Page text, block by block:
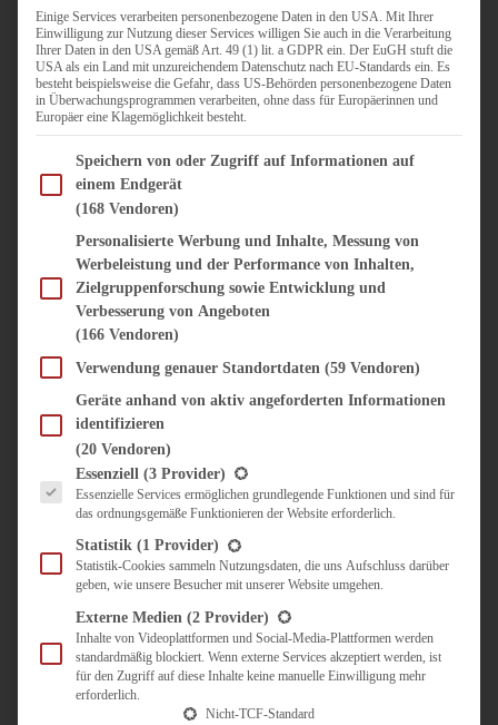
HERZHAFTES BACKEN
ONE-POT-GERICHTE
PASTA & NUDELGERICHTE
PIZZA, TARTES & QUICHES
REIS & RISOTTO
SALATE & SNACKS
SUPPENKASPEREIEN
VORSPEISEN
SÜSS & HERZHAFT
BROTAUFSTRICH
DIPS, SAUCEN, CHUTNEYS
KÜCHENGESCHENKE
UNTERWEGS
KULINARISCH UNTERWEGS
ÜBER MICH
ZUSAMMENARBEIT
Einige Services verarbeiten personenbezogene Daten in den USA. Mit Ihrer
Einwilligung zur Nutzung dieser Services willigen Sie auch in die Verarbeitung
Ihrer Daten in den USA gemäß Art. 49 (1) lit. a GDPR ein. Der EuGH stuft die
USA als ein Land mit unzureichendem Datenschutz nach EU-Standards ein. Es
besteht beispielsweise die Gefahr, dass US-Behörden personenbezogene Daten
in Überwachungsprogrammen verarbeiten, ohne dass für Europäerinnen und
Europäer eine Klagemöglichkeit besteht.
Im Folgenden finden Sie eine Liste der Zwecke des IAB Transparency and Consent
Speichern von oder Zugriff auf Informationen auf
einem Endgerät
(168 Vendoren)
Personalisierte Werbung und Inhalte, Messung von
Werbeleistung und der Performance von Inhalten,
Zielgruppenforschung sowie Entwicklung und
Verbesserung von Angeboten
(166 Vendoren)
Verwendung genauer Standortdaten (59 Vendoren)
Geräte anhand von aktiv angeforderten Informationen
identifizieren
(20 Vendoren)
Es folgt eine Liste der Service-Gruppen, für die eine Einwilligung erteilt werden
Essenziell (3 Provider)
Essenzielle Services ermöglichen grundlegende Funktionen und sind für
das ordnungsgemäße Funktionieren der Website erforderlich.
Statistik (1 Provider)
Statistik-Cookies sammeln Nutzungsdaten, die uns Aufschluss darüber
geben, wie unsere Besucher mit unserer Website umgehen.
Externe Medien (2 Provider)
Inhalte von Videoplattformen und Social-Media-Plattformen werden
standardmäßig blockiert. Wenn externe Services akzeptiert werden, ist
für den Zugriff auf diese Inhalte keine manuelle Einwilligung mehr
erforderlich.
Nicht-TCF-Standard